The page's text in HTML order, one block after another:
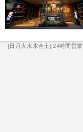
[日月火水木金土] 24時間営業